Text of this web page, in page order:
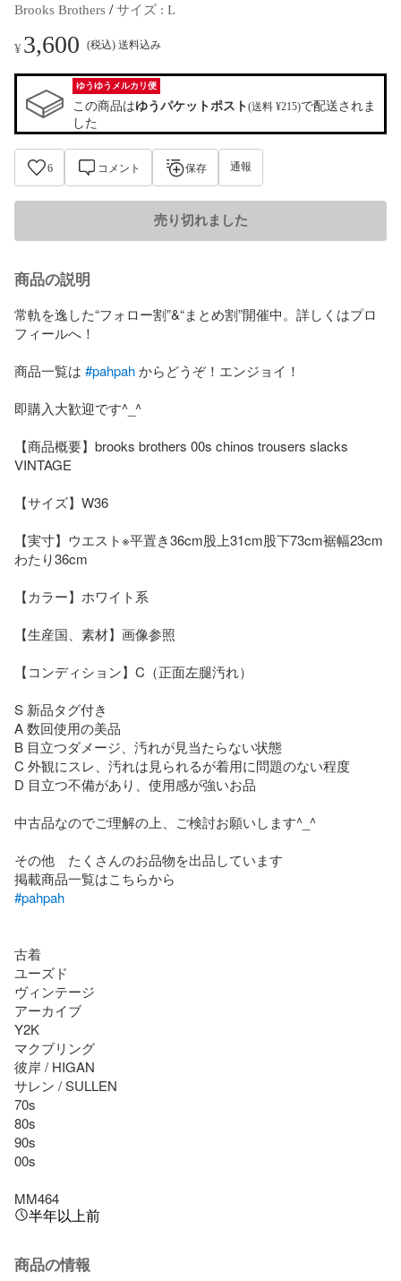
Brooks Brothers / サイズ : L
¥3,600 (税込) 送料込み
ゆうゆうメルカリ便
この商品はゆうパケットポスト(送料 ¥215)で配送されま
した
6 コメント 保存 通報
売り切れました
商品の説明
常軌を逸した“フォロー割”&“まとめ割”開催中。詳しくはプロ
フィールへ！
商品一覧は #pahpah からどうぞ！エンジョイ！
即購入大歓迎です^_^
【商品概要】brooks brothers 00s chinos trousers slacks
VINTAGE
【サイズ】W36
【実寸】ウエスト※平置き36cm股上31cm股下73cm裾幅23cm
わたり36cm
【カラー】ホワイト系
【生産国、素材】画像参照
【コンディション】C（正面左腿汚れ）
S 新品タグ付き
A 数回使用の美品
B 目立つダメージ、汚れが見当たらない状態
C 外観にスレ、汚れは見られるが着用に問題のない程度
D 目立つ不備があり、使用感が強いお品
中古品なのでご理解の上、ご検討お願いします^_^
その他　たくさんのお品物を出品しています
#pahpah
古着
ユーズド
ヴィンテージ
アーカイブ
Y2K
マクブリング
彼岸 / HIGAN
サレン / SULLEN
70s
80s
90s
00s
MM464
半年以上前
商品の情報